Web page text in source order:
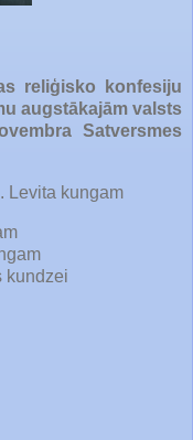
reliģisko konfesiju
augstākajām valsts
Satversmes
Levita kungam
kundzei